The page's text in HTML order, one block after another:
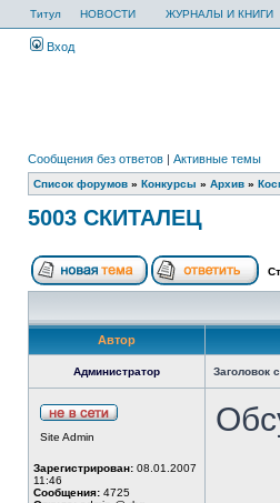
Титул НОВОСТИ ЖУРНАЛЫ И КНИГИ
Вход
Сообщения без ответов | Активные темы
Список форумов » Конкурсы » Архив »
5003 СКИТАЛЕЦ
Автор
Администратор Заголовок
Site Admin
Зарегистрирован: 08.01.2007
11:46
Сообщения: 4725